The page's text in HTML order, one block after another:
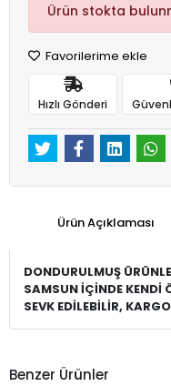
Ürün stokta
Favorilerime ekle
Hızlı Gönderi
Ürün Açıklaması
DONDURULMUŞ
SAMSUN İÇİNDE KENDİ
SEVK EDİLEBİLİR,
Benzer Ürünler